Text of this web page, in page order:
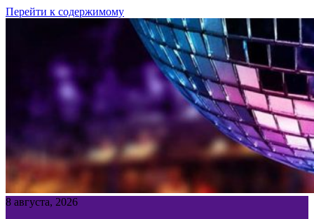
Перейти к содержимому
8 августа, 2026